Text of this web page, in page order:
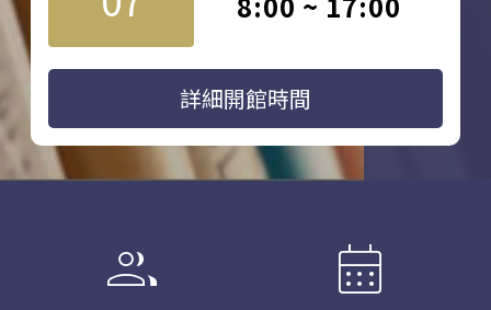
詳細開館時間
group calendar_month